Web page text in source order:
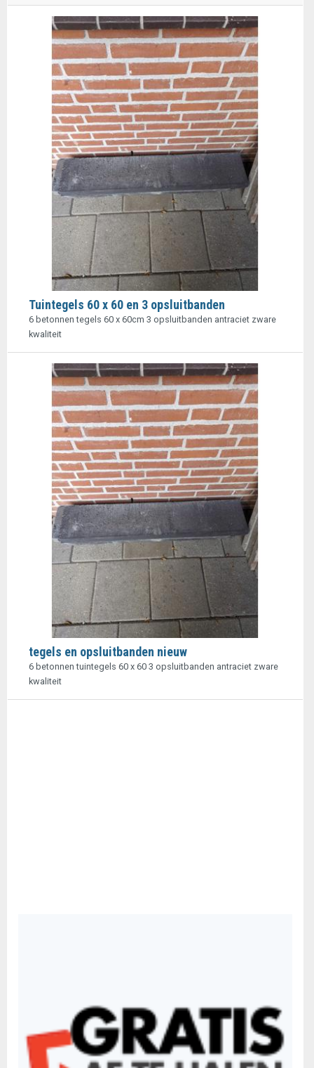
Tuintegels 60 x 60 en 3 opsluitbanden
6 betonnen tegels 60 x 60cm 3 opsluitbanden antraciet zware
kwaliteit
tegels en opsluitbanden nieuw
6 betonnen tuintegels 60 x 60 3 opsluitbanden antraciet zware
kwaliteit